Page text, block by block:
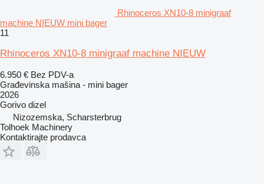
Rhinoceros XN10-8 minigraaf
machine NIEUW mini bager
11
Rhinoceros XN10-8 minigraaf machine NIEUW
6.950 € Bez PDV-a
Građevinska mašina - mini bager
2026
Gorivo dizel
Nizozemska, Scharsterbrug
Tolhoek Machinery
Kontaktirajte prodavca